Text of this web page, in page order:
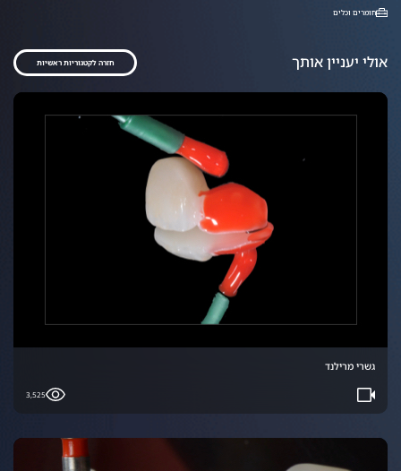
חומרים וכלים
אולי יעניין אותך חזרה לקטגוריות ראשיות
גשרי מרילנד
3,525